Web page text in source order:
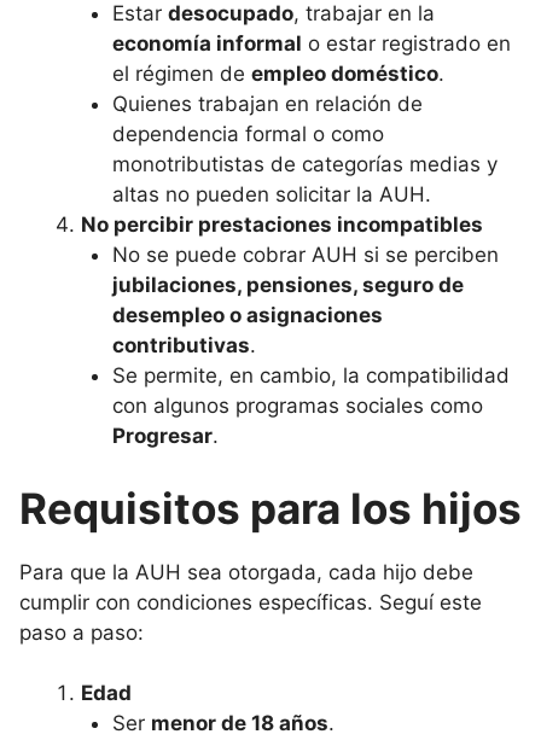
Estar desocupado, trabajar en la
economía informal o estar registrado en
el régimen de empleo doméstico.
Quienes trabajan en relación de
dependencia formal o como
monotributistas de categorías medias y
altas no pueden solicitar la AUH.
No percibir prestaciones incompatibles
No se puede cobrar AUH si se perciben
jubilaciones, pensiones, seguro de
desempleo o asignaciones
contributivas.
Se permite, en cambio, la compatibilidad
con algunos programas sociales como
Progresar.
Requisitos para los hijos
Para que la AUH sea otorgada, cada hijo debe
cumplir con condiciones específicas. Seguí este
paso a paso:
Edad
Ser menor de 18 años.